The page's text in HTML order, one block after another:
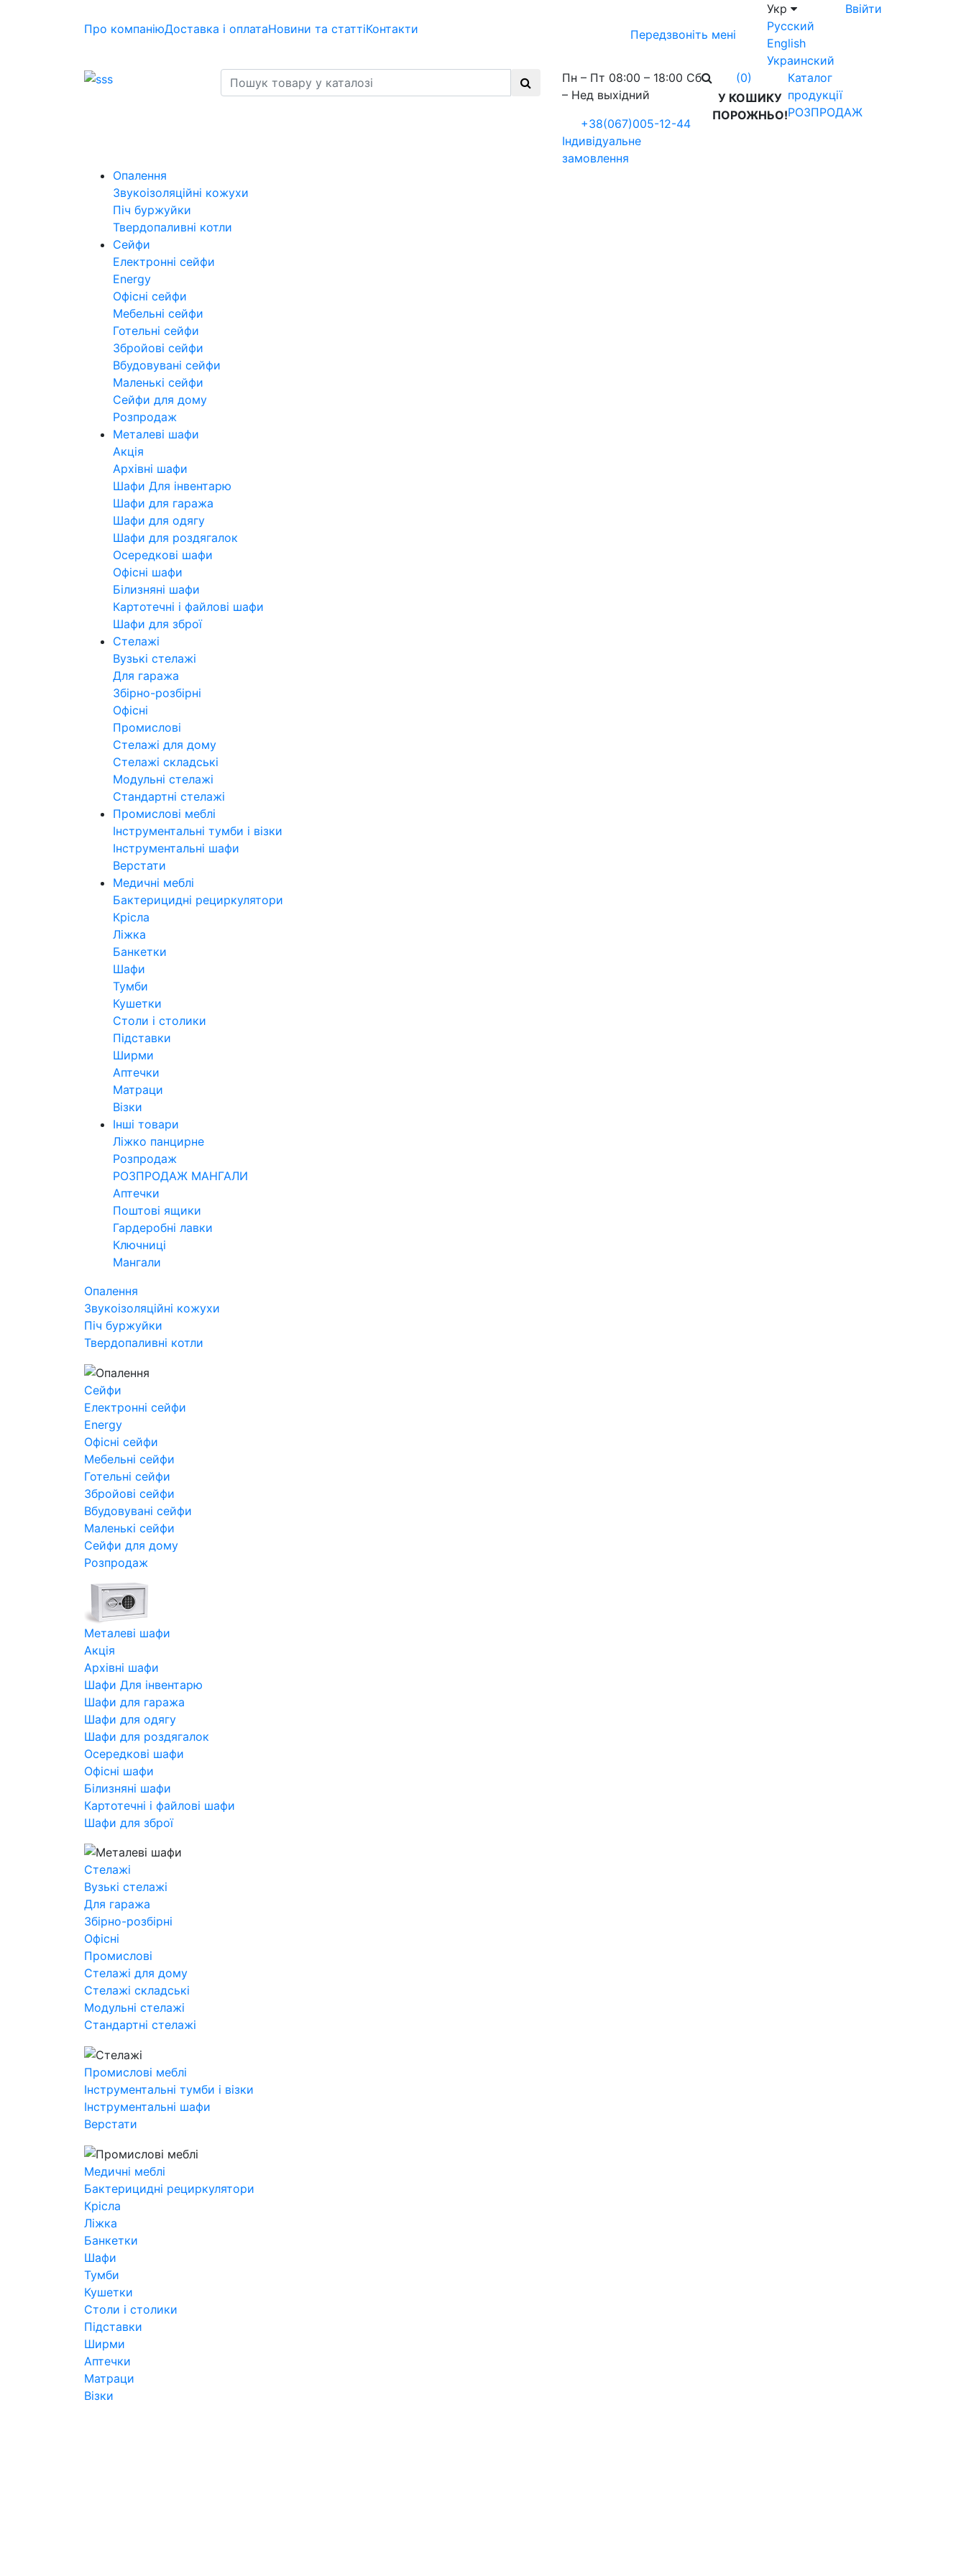
Про компаніюДоставка і оплатаНовини та статтіКонтакти Передзвоніть мені
Укр
Русский
English
Украинский
Ввійти
Пн – Пт 08:00 – 18:00 Сб
– Нед выхідний
+38(067)005-12-44
Індивідуальне
замовлення
(0)
У КОШИКУ
ПОРОЖНЬО!
Каталог
продукції
РОЗПРОДАЖ
Опалення
Звукоізоляційні кожухи
Піч буржуйки
Твердопаливні котли
Сейфи
Електронні сейфи
Energy
Офісні сейфи
Мебельні сейфи
Готельні сейфи
Збройові сейфи
Вбудовувані сейфи
Маленькі сейфи
Сейфи для дому
Розпродаж
Металеві шафи
Акція
Архівні шафи
Шафи Для інвентарю
Шафи для гаража
Шафи для одягу
Шафи для роздягалок
Осередкові шафи
Офісні шафи
Білизняні шафи
Картотечні і файлові шафи
Шафи для зброї
Стелажі
Вузькі стелажі
Для гаража
Збірно-розбірні
Офісні
Промислові
Стелажі для дому
Стелажі складські
Модульні стелажі
Стандартні стелажі
Промислові меблі
Інструментальні тумби і візки
Інструментальні шафи
Верстати
Медичні меблі
Бактерицидні рециркулятори
Крісла
Ліжка
Банкетки
Шафи
Тумби
Кушетки
Столи і столики
Підставки
Ширми
Аптечки
Матраци
Візки
Інші товари
Ліжко панцирне
Розпродаж
РОЗПРОДАЖ МАНГАЛИ
Аптечки
Поштові ящики
Гардеробні лавки
Ключниці
Мангали
Опалення
Звукоізоляційні кожухи
Піч буржуйки
Твердопаливні котли
Сейфи
Електронні сейфи
Energy
Офісні сейфи
Мебельні сейфи
Готельні сейфи
Збройові сейфи
Вбудовувані сейфи
Маленькі сейфи
Сейфи для дому
Розпродаж
Металеві шафи
Акція
Архівні шафи
Шафи Для інвентарю
Шафи для гаража
Шафи для одягу
Шафи для роздягалок
Осередкові шафи
Офісні шафи
Білизняні шафи
Картотечні і файлові шафи
Шафи для зброї
Стелажі
Вузькі стелажі
Для гаража
Збірно-розбірні
Офісні
Промислові
Стелажі для дому
Стелажі складські
Модульні стелажі
Стандартні стелажі
Промислові меблі
Інструментальні тумби і візки
Інструментальні шафи
Верстати
Медичні меблі
Бактерицидні рециркулятори
Крісла
Ліжка
Банкетки
Шафи
Тумби
Кушетки
Столи і столики
Підставки
Ширми
Аптечки
Матраци
Візки